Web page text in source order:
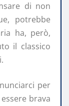
di non
potrebbe
ha, però,
il classico
per
brava